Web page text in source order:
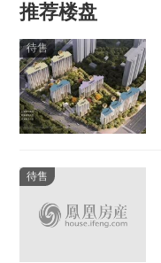
推荐楼盘
待售
待售